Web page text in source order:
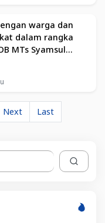
warga dan
dalam rangka
MTs Syamsul
TP 2025/2026
Next Last